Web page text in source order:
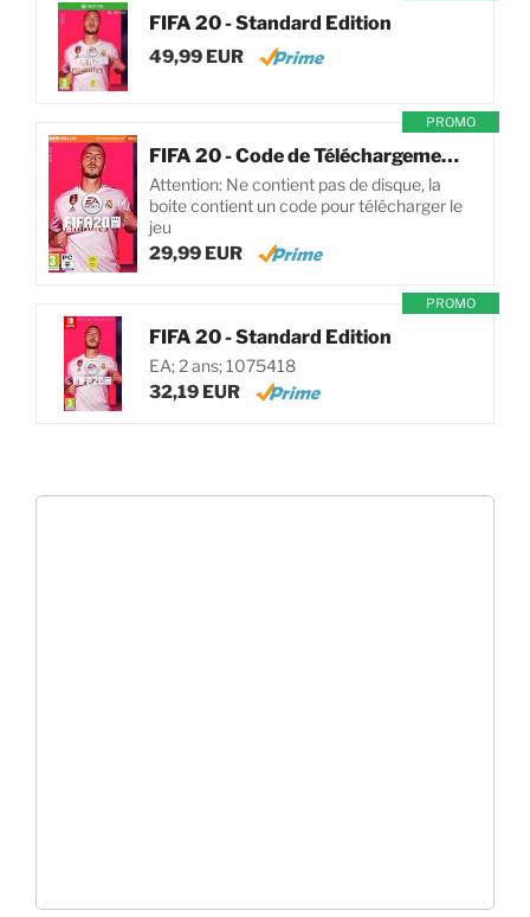
FIFA 20 - Standard Edition
49,99 EUR
PROMO
FIFA 20 - Code de Téléchargement pour PC
Attention: Ne contient pas de disque, la
boite contient un code pour télécharger le
jeu
29,99 EUR
PROMO
FIFA 20 - Standard Edition
EA; 2 ans; 1075418
32,19 EUR